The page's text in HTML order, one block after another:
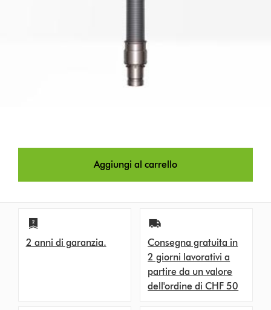
Aggiungi al carrello
2 anni di garanzia.
Consegna gratuita in
2 giorni lavorativi a
partire da un valore
dell'ordine di CHF 50